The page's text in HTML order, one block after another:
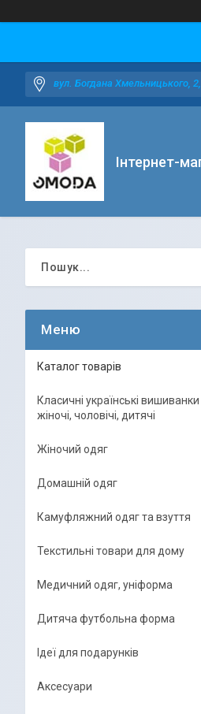
вул. Богдана Хмельницького, 2,
Інтернет-
Каталог товарів
Класичні українські вишиванки
жіночі, чоловічі, дитячі
Жіночий одяг
Домашній одяг
Камуфляжний одяг та взуття
Текстильні товари для дому
Медичний одяг, уніформа
Дитяча футбольна форма
Ідеї для подарунків
Аксесуари